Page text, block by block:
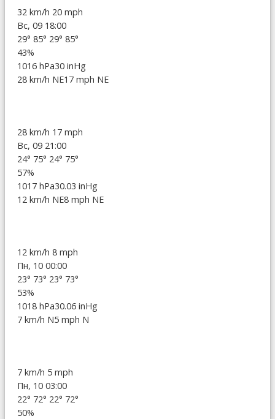
32 km/h 20 mph
Вс, 09 18:00
29° 85° 29° 85°
43%
1016 hPa30 inHg
28 km/h NE17 mph NE
28 km/h 17 mph
Вс, 09 21:00
24° 75° 24° 75°
57%
1017 hPa30.03 inHg
12 km/h NE8 mph NE
12 km/h 8 mph
Пн, 10 00:00
23° 73° 23° 73°
53%
1018 hPa30.06 inHg
7 km/h N5 mph N
7 km/h 5 mph
Пн, 10 03:00
22° 72° 22° 72°
50%